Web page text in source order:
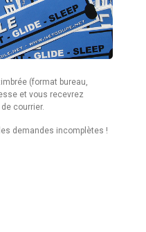
(format bureau,
et vous recevrez
courrier.
demandes incomplètes !